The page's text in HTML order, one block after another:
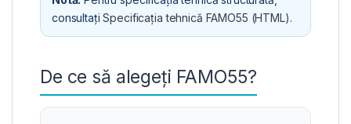
consultațiSpecificația tehnică FAMO55 (HTML).
De ce să alegeți FAMO55?